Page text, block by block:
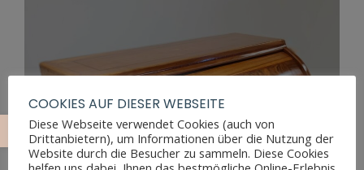
COOKIES AUF DIESER WEBSEITE
Diese Webseite verwendet Cookies (auch von
Drittanbietern), um Informationen über die Nutzung der
Website durch die Besucher zu sammeln. Diese Cookies